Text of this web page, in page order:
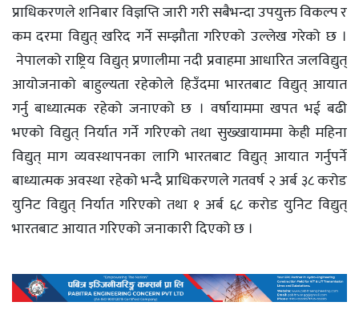
प्राधिकरणले शनिबार विज्ञप्ति जारी गरी सबैभन्दा उपयुक्त विकल्प र
कम दरमा विद्युत् खरिद गर्ने सम्झौता गरिएको उल्लेख गरेको छ ।
नेपालको राष्ट्रिय विद्युत् प्रणालीमा नदी प्रवाहमा आधारित जलविद्युत्
आयोजनाको बाहुल्यता रहेकोले हिउँदमा भारतबाट विद्युत् आयात
गर्नु बाध्यात्मक रहेको जनाएको छ । वर्षायाममा खपत भई बढी
भएको विद्युत् निर्यात गर्ने गरिएको तथा सुख्खायाममा केही महिना
विद्युत् माग व्यवस्थापनका लागि भारतबाट विद्युत् आयात गर्नुपर्ने
बाध्यात्मक अवस्था रहेको भन्दै प्राधिकरणले गतवर्ष २ अर्ब ३८ करोड
युनिट विद्युत् निर्यात गरिएको तथा १ अर्ब ६८ करोड युनिट विद्युत्
भारतबाट आयात गरिएको जनाकारी दिएको छ ।